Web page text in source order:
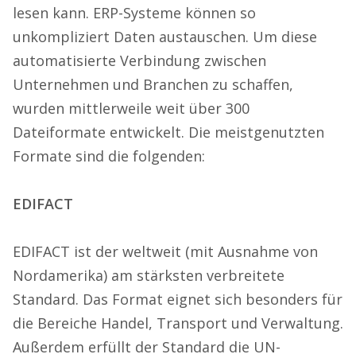
lesen kann. ERP-Systeme können so
unkompliziert Daten austauschen. Um diese
automatisierte Verbindung zwischen
Unternehmen und Branchen zu schaffen,
wurden mittlerweile weit über 300
Dateiformate entwickelt. Die meistgenutzten
Formate sind die folgenden:
EDIFACT
EDIFACT ist der weltweit (mit Ausnahme von
Nordamerika) am stärksten verbreitete
Standard. Das Format eignet sich besonders für
die Bereiche Handel, Transport und Verwaltung.
Außerdem erfüllt der Standard die UN-